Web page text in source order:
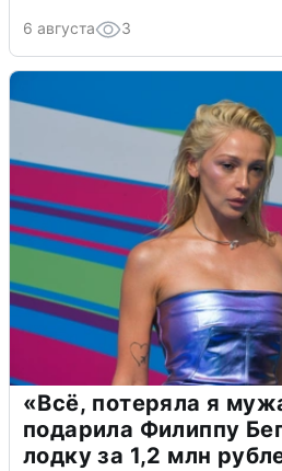
6 августа 3
«Всё, потеряла я
подарила Филиппу
лодку за 1,2 млн